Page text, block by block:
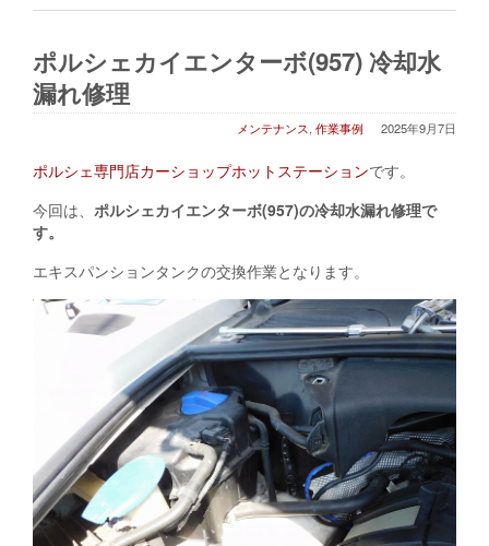
ポルシェカイエンターボ(957) 冷却水
漏れ修理
2025年9月7日
メンテナンス, 作業事例
ポルシェ専門店カーショップホットステーションです。
今回は、 ポルシェカイエンターボ(957)の冷却水漏れ修理で
す。
エキスパンションタンクの交換作業となります。